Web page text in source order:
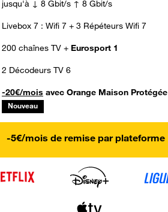
jusqu'à ↓ 8 Gbit/s ↑ 8 Gbit/s
Livebox 7 : Wifi 7 + 3 Répéteurs Wifi 7
200 chaînes TV + Eurosport 1
2 Décodeurs TV 6
-20€/mois avec Orange Maison Protégée
Nouveau
-5€/mois de remise par plateforme